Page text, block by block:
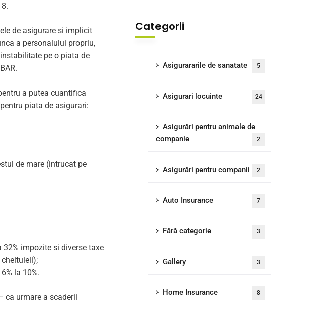
de asigurare si implicit
a personalului propriu,
pe o piata de
a putea cuantifica
piata de asigurari:
de mare (intrucat pe
impozite si diverse taxe
la 10%.
ca urmare a scaderii
Categorii
Asigurararile de sanatate 5
Asigurari locuinte 24
Asigurări pentru animale de
companie
2
Asigurări pentru companii 2
Auto Insurance 7
Fără categorie 3
Gallery 3
Home Insurance 8